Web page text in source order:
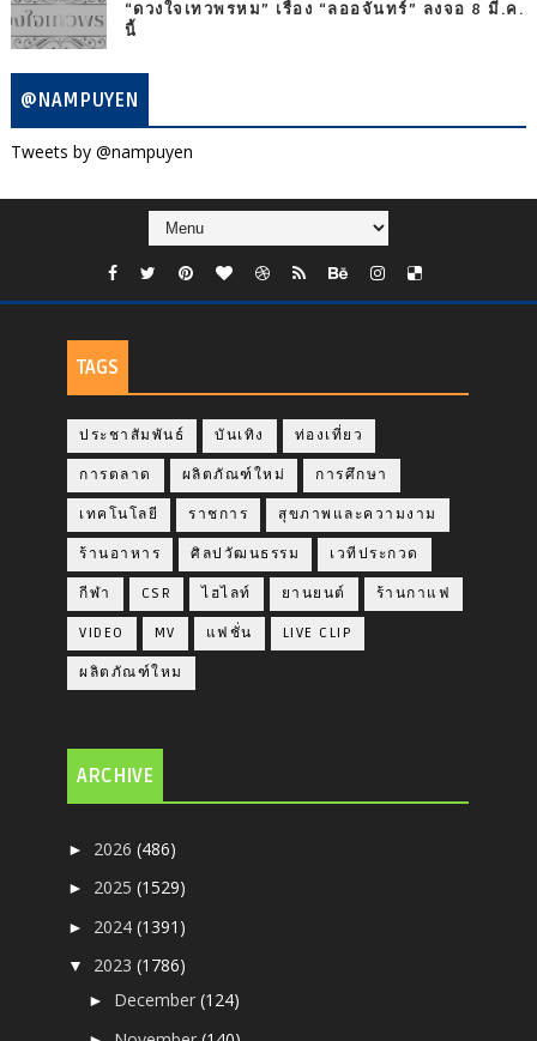
“ดวงใจเทวพรหม” เรื่อง “ลออจันทร์” ลงจอ 8 มี.ค.
นี้
@NAMPUYEN
Tweets by @nampuyen
TAGS
ประชาสัมพันธ์ บันเทิง ท่องเที่ยว
การตลาด ผลิตภัณฑ์ใหม่ การศึกษา
เทคโนโลยี ราชการ สุขภาพและความงาม
ร้านอาหาร ศิลปวัฒนธรรม เวทีประกวด
กีฬา CSR ไฮไลท์ ยานยนต์ ร้านกาแฟ
VIDEO MV แฟชั่น LIVE CLIP
ผลิตภัณฑ์ใหม
ARCHIVE
► 2026(486)
► 2025(1529)
► 2024(1391)
▼ 2023(1786)
► December(124)